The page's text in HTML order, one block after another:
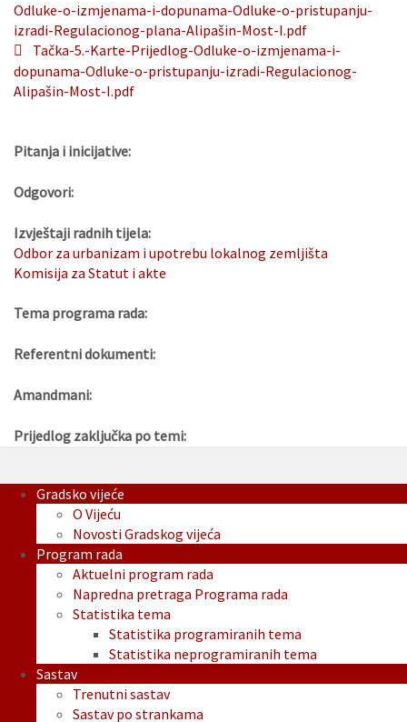
Odluke-o-izmjenama-i-dopunama-Odluke-o-pristupanju-
izradi-Regulacionog-plana-Alipašin-Most-I.pdf
Tačka-5.-Karte-Prijedlog-Odluke-o-izmjenama-i-
dopunama-Odluke-o-pristupanju-izradi-Regulacionog-
Alipašin-Most-I.pdf
Pitanja i inicijative:
Odgovori:
Izvještaji radnih tijela:
Odbor za urbanizam i upotrebu lokalnog zemljišta
Komisija za Statut i akte
Tema programa rada:
Referentni dokumenti:
Amandmani:
Prijedlog zaključka po temi:
Gradsko vijeće
O Vijeću
Novosti Gradskog vijeća
Program rada
Aktuelni program rada
Napredna pretraga Programa rada
Statistika tema
Statistika programiranih tema
Statistika neprogramiranih tema
Sastav
Trenutni sastav
Sastav po strankama